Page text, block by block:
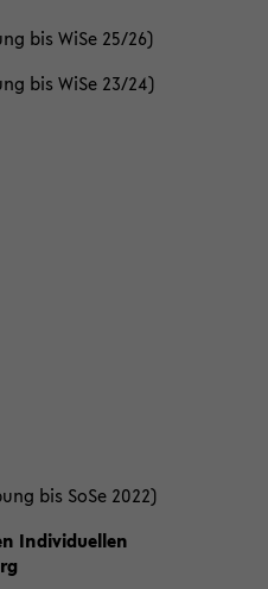
bis WiSe 25/26)
bis WiSe 23/24)
bis SoSe 2022)
Individuellen